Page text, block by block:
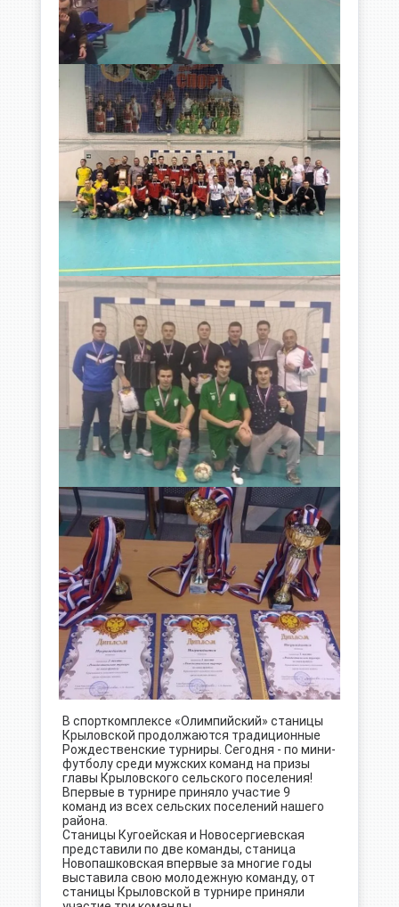
В спорткомплексе «Олимпийский» станицы
Крыловской продолжаются традиционные
Рождественские турниры. Сегодня - по мини-
футболу среди мужских команд на призы
главы Крыловского сельского поселения!
Впервые в турнире приняло участие 9
команд из всех сельских поселений нашего
района.
Станицы Кугоейская и Новосергиевская
представили по две команды, станица
Новопашковская впервые за многие годы
выставила свою молодежную команду, от
станицы Крыловской в турнире приняли